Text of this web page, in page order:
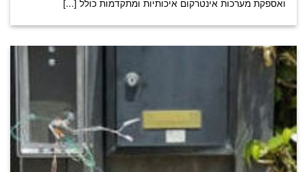
ואספקת מערכות אינטרקום איכותיות ומתקדמות כולל [...]